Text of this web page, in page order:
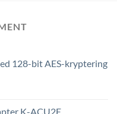
128-bit AES-kryptering
K-ACU2E